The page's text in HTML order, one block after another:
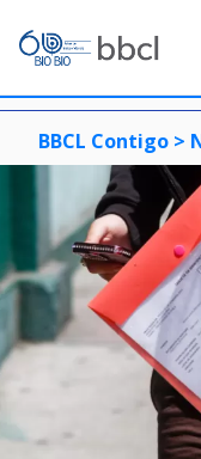
BBCL Contigo >